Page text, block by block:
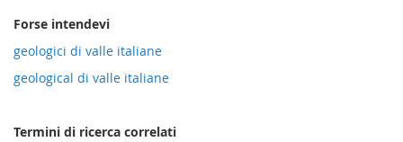
Forse intendevi
geologici di valle italiane
geological di valle italiane
Termini di ricerca correlati